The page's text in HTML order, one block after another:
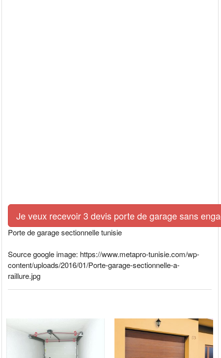
Je veux recevoir 3 devis porte de garage sans
Porte de garage sectionnelle tunisie
Source google image: https://www.metapro-tunisie.com/wp-
content/uploads/2016/01/Porte-garage-sectionnelle-a-
raillure.jpg